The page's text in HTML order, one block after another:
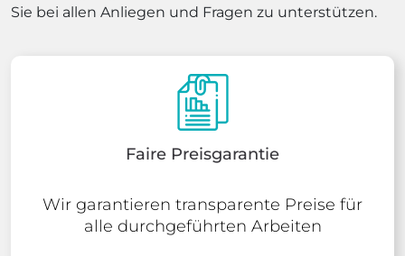
Sie bei allen Anliegen und Fragen zu unterstützen.
Faire Preisgarantie
Wir garantieren transparente Preise für
alle durchgeführten Arbeiten